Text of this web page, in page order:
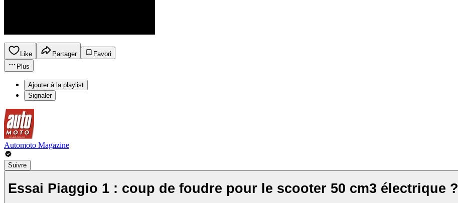
Like Partager
Favori
Plus
Ajouter à la playlist
Signaler
Automoto Magazine
Suivre
Essai Piaggio 1 : coup de foudre pour le scooter 50 cm3 électrique ?